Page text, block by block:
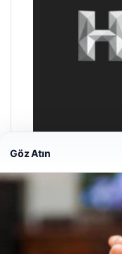
Prenses Night
29/04/2026
Web sitemizi nasıl
Göz Atın